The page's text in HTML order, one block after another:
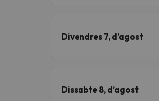
Divendres 7, d’agost
Dissabte 8, d’agost